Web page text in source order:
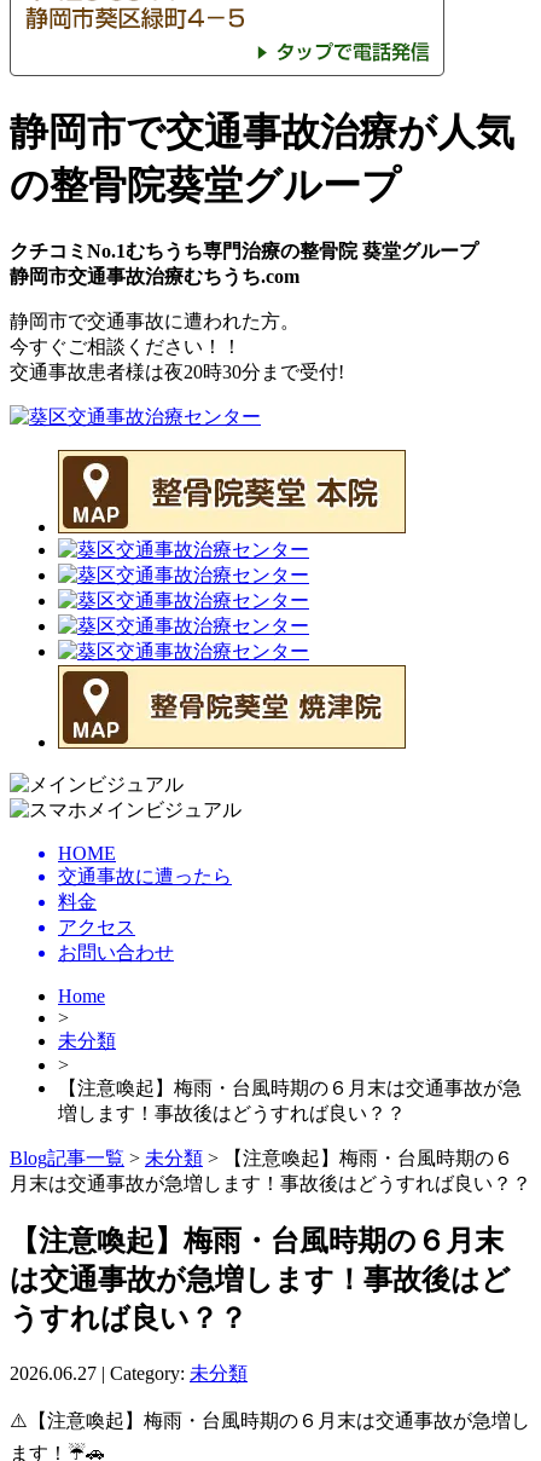
静岡市で交通事故治療が人気
の整骨院葵堂グループ
クチコミNo.1むちうち専門治療の整骨院 葵堂グループ
静岡市交通事故治療むちうち.com
静岡市で交通事故に遭われた方。
今すぐご相談ください！！
交通事故患者様は夜20時30分 まで受付!
HOME
交通事故に遭ったら
料金
アクセス
お問い合わせ
Home
>
未分類
>
【注意喚起】梅雨・台風時期の６月末は交通事故が急
増します！事故後はどうすれば良い？？
Blog記事一覧 > 未分類 > 【注意喚起】梅雨・台風時期の６
月末は交通事故が急増します！事故後はどうすれば良い？？
【注意喚起】梅雨・台風時期の６月末
は交通事故が急増します！事故後はど
うすれば良い？？
2026.06.27 | Category: 未分類
⚠️【注意喚起】梅雨・台風時期の６月末は交通事故が急増し
ます！☔🚗